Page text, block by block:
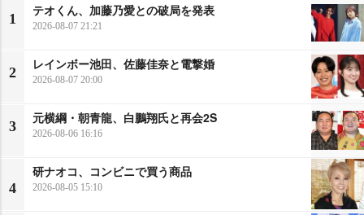
1
テオくん、加藤乃愛との破局を発表
2026-08-07 21:21
2
レインボー池田、佐藤佳奈と電撃婚
2026-08-07 20:00
3
元横綱・朝青龍、白鵬翔氏と再会2S
2026-08-06 16:16
4
研ナオコ、コンビニで買う商品
2026-08-05 15:10